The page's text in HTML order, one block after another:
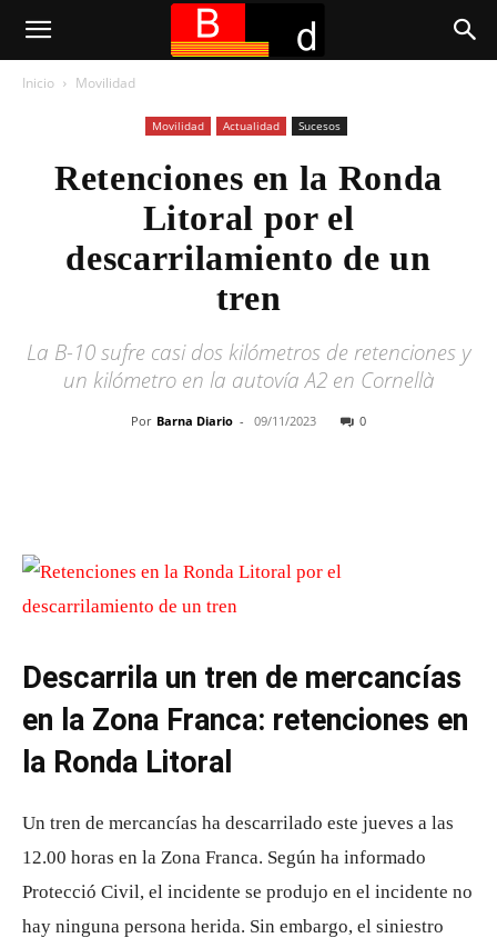
Inicio Movilidad
Movilidad Actualidad Sucesos
Retenciones en la Ronda
Litoral por el
descarrilamiento de un
tren
La B-10 sufre casi dos kilómetros de retenciones y
un kilómetro en la autovía A2 en Cornellà
Por Barna Diario - 09/11/2023 0
Descarrila un tren de mercancías
en la Zona Franca: retenciones en
la Ronda Litoral
Un tren de mercancías ha descarrilado este jueves a las
12.00 horas en la Zona Franca. Según ha informado
Protecció Civil, el incidente se produjo en el incidente no
hay ninguna persona herida. Sin embargo, el siniestro